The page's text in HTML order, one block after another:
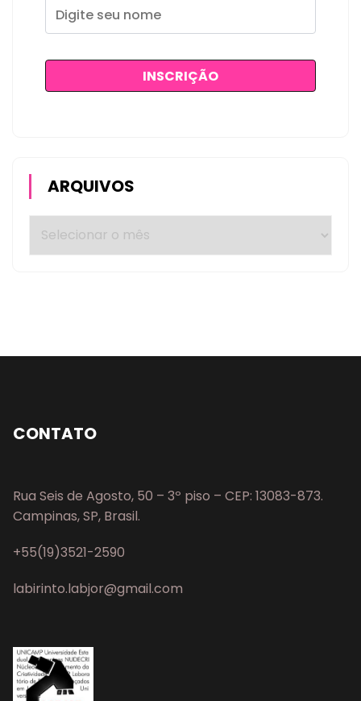
ARQUIVOS
CONTATO
Rua Seis de Agosto, 50 – 3º piso – CEP: 13083-873.
Campinas, SP, Brasil.
+55(19)3521-2590
labirinto.labjor@gmail.com